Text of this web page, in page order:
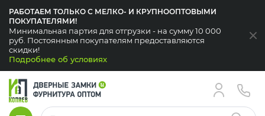
РАБОТАЕМ ТОЛЬКО С МЕЛКО- И КРУПНООПТОВЫМИ
ПОКУПАТЕЛЯМИ!
Минимальная партия для отгрузки - на сумму 10 000
руб. Постоянным покупателям предоставляются
скидки!
Подробнее об условиях